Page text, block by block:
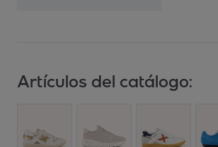
Artículos del catálogo: